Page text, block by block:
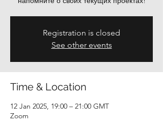
Registration is closed
See other events
Time & Location
12 Jan 2025, 19:00 – 21:00 GMT
Zoom